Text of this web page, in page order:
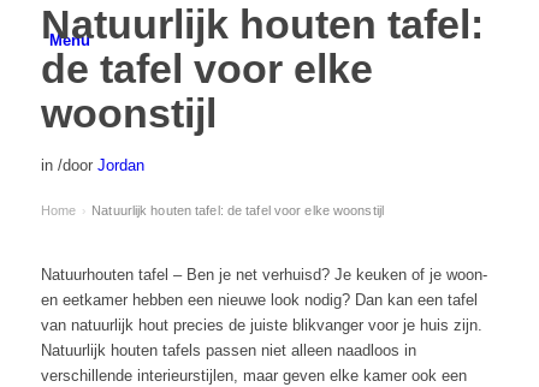
Menu
Natuurlijk houten tafel:
de tafel voor elke
woonstijl
in /door Jordan
Home › Natuurlijk houten tafel: de tafel voor elke woonstijl
Natuurhouten tafel – Ben je net verhuisd? Je keuken of je woon-
en eetkamer hebben een nieuwe look nodig? Dan kan een tafel
van natuurlijk hout precies de juiste blikvanger voor je huis zijn.
Natuurlijk houten tafels passen niet alleen naadloos in
verschillende interieurstijlen, maar geven elke kamer ook een